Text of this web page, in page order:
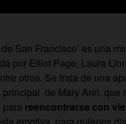
de San Francisco’ es una
por Elliot Page, Laura
otros. Se trata de una
principal de Mary Ann, que
para reencontrarse con